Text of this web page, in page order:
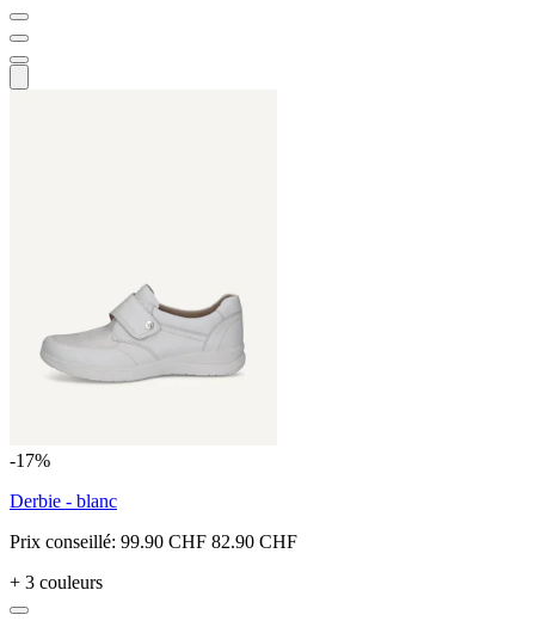
-17%
Derbie - blanc
Prix conseillé: 99.90 CHF 82.90 CHF
+ 3 couleurs